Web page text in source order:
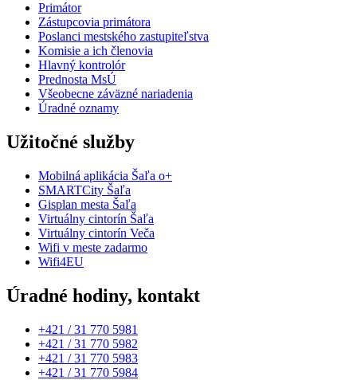
Primátor
Zástupcovia primátora
Poslanci mestského zastupiteľstva
Komisie a ich členovia
Hlavný kontrolór
Prednosta MsÚ
Všeobecne záväzné nariadenia
Úradné oznamy
Užitočné služby
Mobilná aplikácia Šaľa o+
SMARTCity Šaľa
Gisplan mesta Šaľa
Virtuálny cintorín Šaľa
Virtuálny cintorín Veča
Wifi v meste zadarmo
Wifi4EU
Úradné hodiny, kontakt
+421 / 31 770 5981
+421 / 31 770 5982
+421 / 31 770 5983
+421 / 31 770 5984